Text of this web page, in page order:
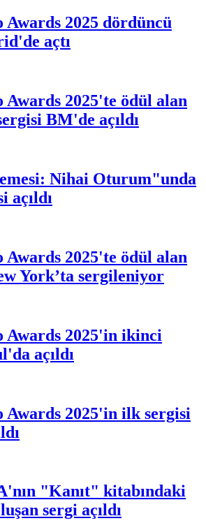
Awards 2025 dördüncü
açtı
Awards 2025'te ödül alan
BM'de açıldı
Nihai Oturum"unda
açıldı
Awards 2025'te ödül alan
York’ta sergileniyor
Awards 2025'in ikinci
açıldı
Awards 2025'in ilk sergisi
"Kanıt" kitabındaki
sergi açıldı